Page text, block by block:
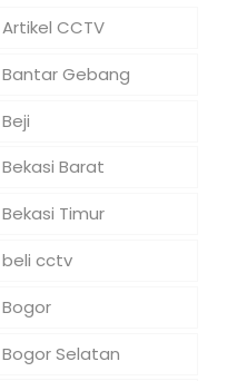
Artikel CCTV
Bantar Gebang
Beji
Bekasi Barat
Bekasi Timur
beli cctv
Bogor
Bogor Selatan